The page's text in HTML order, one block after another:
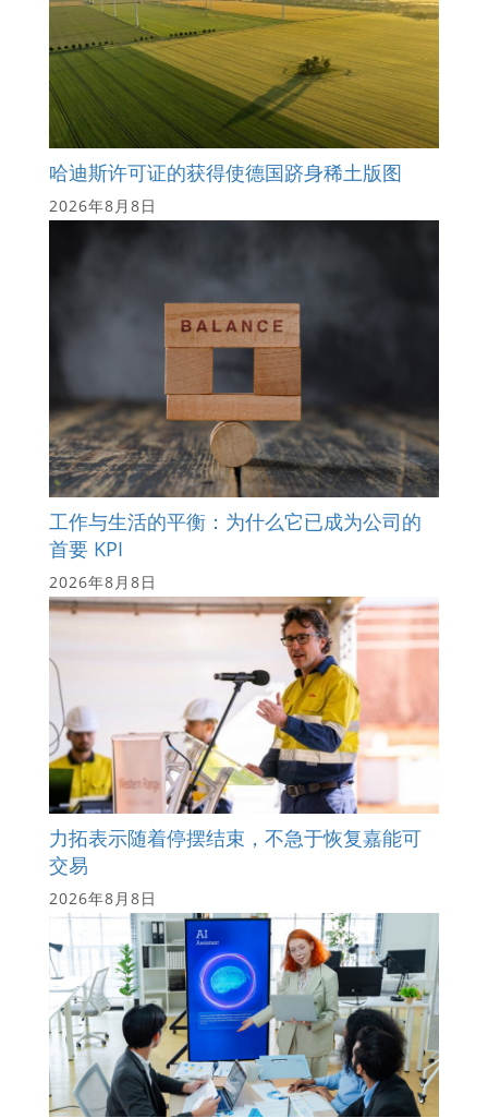
哈迪斯许可证的获得使德国跻身稀土版图
2026年8月8日
工作与生活的平衡：为什么它已成为公司的
首要 KPI
2026年8月8日
力拓表示随着停摆结束，不急于恢复嘉能可
交易
2026年8月8日